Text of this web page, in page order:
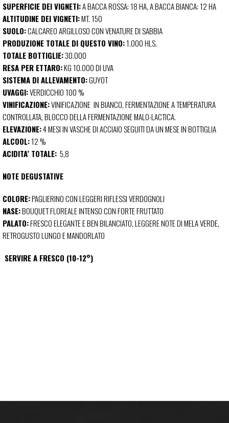
SUPERFICIE DEI VIGNETI:A BACCA ROSSA: 18 HA, A BACCA BIANCA: 12 HA
ALTITUDINE DEI VIGNETI:MT. 150
SUOLO:CALCAREO ARGILLOSO CON VENATURE DI SABBIA
PRODUZIONE TOTALE DI QUESTO VINO:1.000 HLS.
TOTALE BOTTIGLIE:30.000
RESA PER ETTARO:KG 10.000 DI UVA
SISTEMA DI ALLEVAMENTO:GUYOT
UVAGGI:VERDICCHIO 100 %
VINIFICAZIONE:VINIFICAZIONE IN BIANCO, FERMENTAZIONE A TEMPERATURA
CONTROLLATA, BLOCCO DELLA FERMENTAZIONE MALO-LACTICA.
ELEVAZIONE:4 MESI IN VASCHE DI ACCIAIO SEGUITI DA UN MESE IN BOTTIGLIA
ALCOOL:12 %
ACIDITA’ TOTALE: 5,8
NOTE DEGUSTATIVE
COLORE:PAGLIERINO CON LEGGERI RIFLESSI VERDOGNOLI
NASE:BOUQUET FLOREALE INTENSO CON FORTE FRUTTATO
PALATO:FRESCO ELEGANTE E BEN BILANCIATO, LEGGERE NOTE DI MELA VERDE,
RETROGUSTO LUNGO E MANDORLATO
SERVIRE A FRESCO (10-12°)